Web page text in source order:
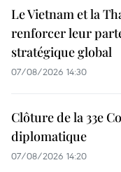
Le Vietnam et la
renforcer leur
stratégique global
07/08/2026 14:30
Clôture de la 33e
diplomatique
07/08/2026 14:20